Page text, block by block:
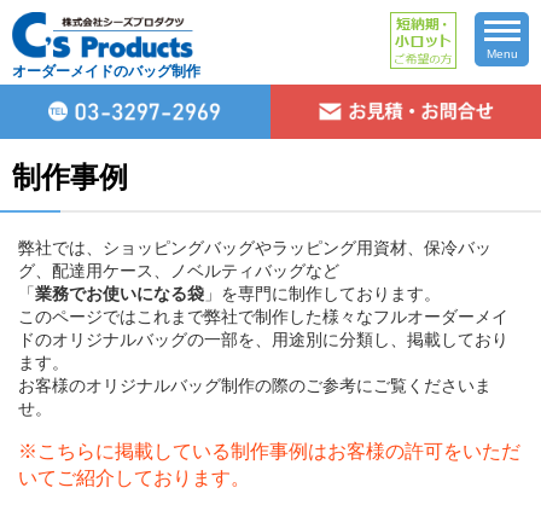
オーダーメイドのバッグ制作
Menu
制作事例
弊社では、ショッピングバッグやラッピング用資材、保冷バッ
グ、配達用ケース、ノベルティバッグなど
「業務でお使いになる袋 」を専門に制作しております。
このページではこれまで弊社で制作した様々なフルオーダーメイ
ドのオリジナルバッグの一部を、用途別に分類し、掲載しており
ます。
お客様のオリジナルバッグ制作の際のご参考にご覧くださいま
せ。
※こちらに掲載している制作事例はお客様の許可をいただ
いてご紹介しております。